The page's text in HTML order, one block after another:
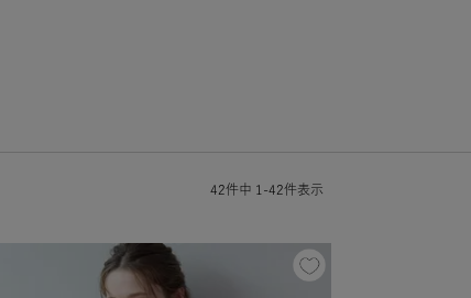
42件中 1 -42件表示